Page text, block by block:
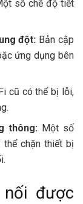
số chế độ tiết
đột: Bản cập
ứng dụng bên
cũ có thể bị lỗi,
thông: Một số
thể chặn thiết bị
được